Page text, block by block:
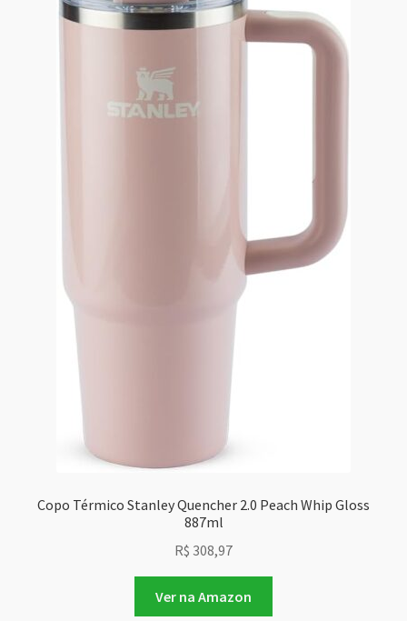
Copo Térmico Stanley Quencher 2.0 Peach Whip Gloss
887ml
R$ 308,97
Ver na Amazon